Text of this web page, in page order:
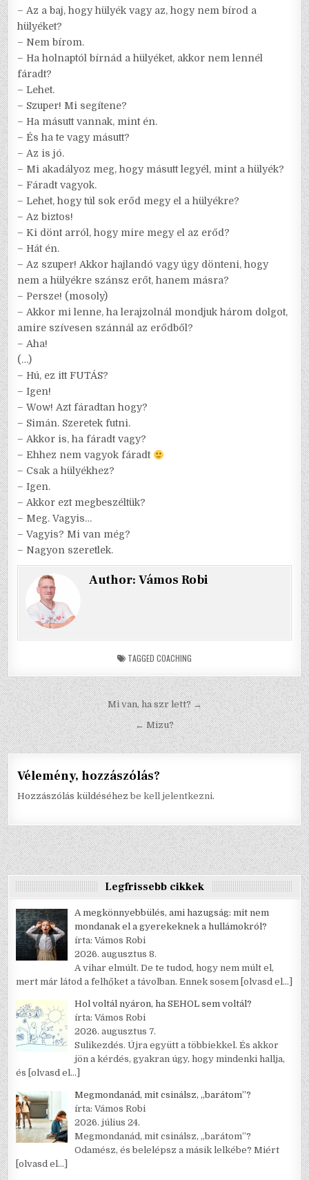
– Az a baj, hogy hülyék vagy az, hogy nem bírod a
hülyéket?
– Nem bírom.
– Ha holnaptól bírnád a hülyéket, akkor nem lennél
fáradt?
– Lehet.
– Szuper! Mi segítene?
– Ha másutt vannak, mint én.
– És ha te vagy másutt?
– Az is jó.
– Mi akadályoz meg, hogy másutt legyél, mint a hülyék?
– Fáradt vagyok.
– Lehet, hogy túl sok erőd megy el a hülyékre?
– Az biztos!
– Ki dönt arról, hogy mire megy el az erőd?
– Hát én.
– Az szuper! Akkor hajlandó vagy úgy dönteni, hogy
nem a hülyékre szánsz erőt, hanem másra?
– Persze! (mosoly)
– Akkor mi lenne, ha lerajzolnál mondjuk három dolgot,
amire szívesen szánnál az erődből?
– Aha!
(…)
– Hú, ez itt FUTÁS?
– Igen!
– Wow! Azt fáradtan hogy?
– Simán. Szeretek futni.
– Akkor is, ha fáradt vagy?
– Ehhez nem vagyok fáradt
– Csak a hülyékhez?
– Igen.
– Akkor ezt megbeszéltük?
– Meg. Vagyis…
– Vagyis? Mi van még?
– Nagyon szeretlek.
Author:Vámos Robi
TAGGED COACHING
Bejegyzés
navigáció
Mi van, ha szr lett? →
← Mizu?
Vélemény, hozzászólás?
Hozzászólás küldéséhezbe kell jelentkezni.
Legfrissebb cikkek
A megkönnyebbülés, ami hazugság: mit nem
mondanak el a gyerekeknek a hullámokról?
írta: Vámos Robi
2026. augusztus 8.
A vihar elmúlt. De te tudod, hogy nem múlt el,
mert már látod a felhőket a távolban. Ennek sosem [olvasd el…]
Hol voltál nyáron, ha SEHOL sem voltál?
írta: Vámos Robi
2026. augusztus 7.
Sulikezdés. Újra együtt a többiekkel. És akkor
jön a kérdés, gyakran úgy, hogy mindenki hallja,
és [olvasd el…]
Megmondanád, mit csinálsz, „barátom”?
írta: Vámos Robi
2026. július 24.
Megmondanád, mit csinálsz, „barátom”?
Odamész, és belelépsz a másik lelkébe? Miért
[olvasd el…]